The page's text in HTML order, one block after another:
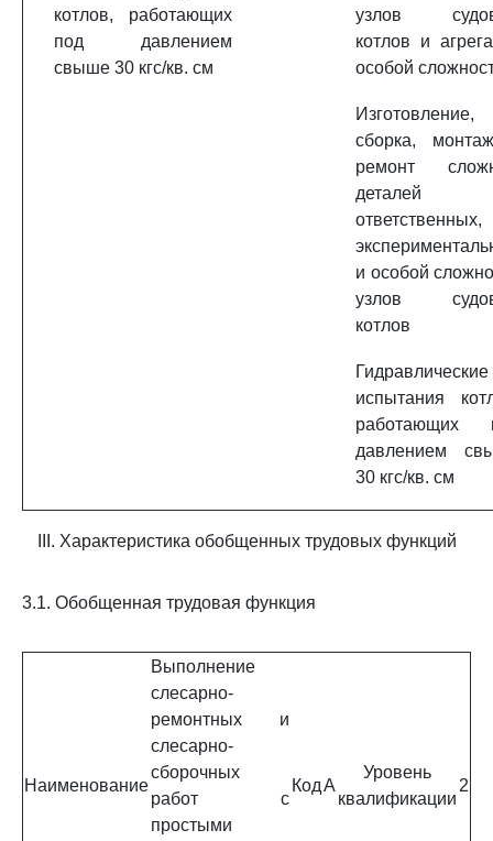
котлов, работающих
под давлением
свыше 30 кгс/кв. см
узлов
котлов и
особой
Изготовление,
сборка,
ремонт
ответственных,
и особой
узлов
котлов
Гидравлические
испытания
работающих
давлением
30 кгс/кв. см
III. Характеристика обобщенных трудовых функций
3.1. Обобщенная трудовая функция
Наименование
Выполнение
слесарно-
ремонтных и
слесарно-
сборочных
работ с
простыми
КодA
Уровень
квалификации
2